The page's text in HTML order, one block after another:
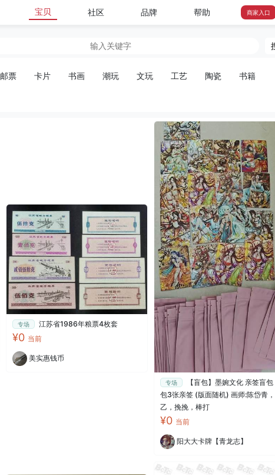
宝贝 社区 品牌 帮助 商家入口
邮票 卡片 书画 潮玩 文玩 工艺 陶瓷
书籍
专场 江苏省1986年粮票4枚套
¥0 当前
美实惠钱币
专场
【盲包】墨婉文化 亲签盲
包3张亲签 (版面随机) 画师:陈岱青
乙，挽挽，棒打
¥0 当前
阳大大卡牌【青龙志】